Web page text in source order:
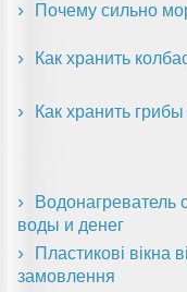
Почему сильно
Как хранить
Как хранить
Водонагреватель
воды и денег
Пластикові вікна
замовлення